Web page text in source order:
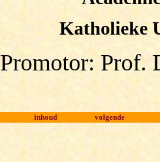
Katholieke
Promotor: Prof.
inhoud volgende